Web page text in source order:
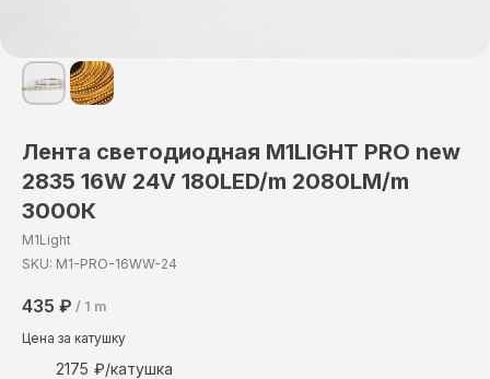
Лента светодиодная М1LIGHT PRO new
2835 16W 24V 180LED/m 2080LM/m
3000К
M1Light
SKU: M1-PRO-16WW-24
435 ₽ / 1 m
Цена за катушку
2175